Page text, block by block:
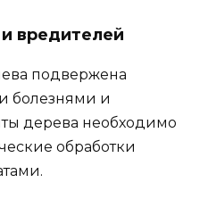
вредителей
подвержена
болезнями и
дерева необходимо
обработки